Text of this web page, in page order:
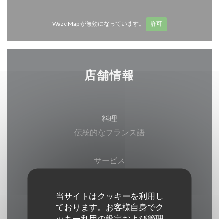
当サイトはクッキーを利用し
ております。お客様自身でク
Waze Map が無効になっています。 許可
店舗情報
料理
伝統的なフランス語
サービス
ご利用可能なお支払い方法
現金, カルトブルー